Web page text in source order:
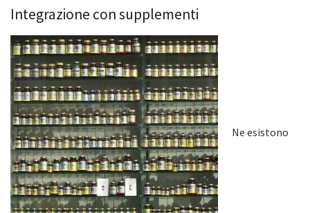
Integrazione con supplementi
Ne esistono